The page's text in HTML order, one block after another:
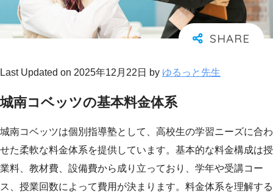
Last Updated on 2025年12月22日 by ゆるっと先生
城南コベッツの基本料金体系
城南コベッツは個別指導塾として、高校生の学習ニーズに合わ
せた柔軟な料金体系を提供しています。基本的な料金構成は授
業料、教材費、設備費から成り立っており、学年や受講コー
ス、授業回数によって費用が決まります。料金体系を理解する